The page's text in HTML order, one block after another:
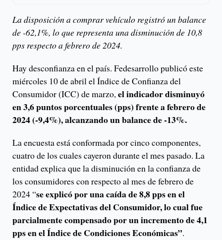
La disposición a comprar vehículo registró un balance
de -62,1%, lo que representa una disminución de 10,8
pps respecto a febrero de 2024.
Hay desconfianza en el país. Fedesarrollo publicó este
miércoles 10 de abril el Índice de Confianza del
Consumidor (ICC) de marzo,el indicador disminuyó
en 3,6 puntos porcentuales (pps) frente a febrero de
2024 (-9,4%), alcanzando un balance de -13%.
La encuesta está conformada por cinco componentes,
cuatro de los cuales cayeron durante el mes pasado. La
entidad explica que la disminución en la confianza de
los consumidores con respecto al mes de febrero de
2024 “se explicó por una caída de 8,8 pps en el
Índice de Expectativas del Consumidor, lo cual fue
parcialmente compensado por un incremento de 4,1
pps en el Índice de Condiciones Económicas”.